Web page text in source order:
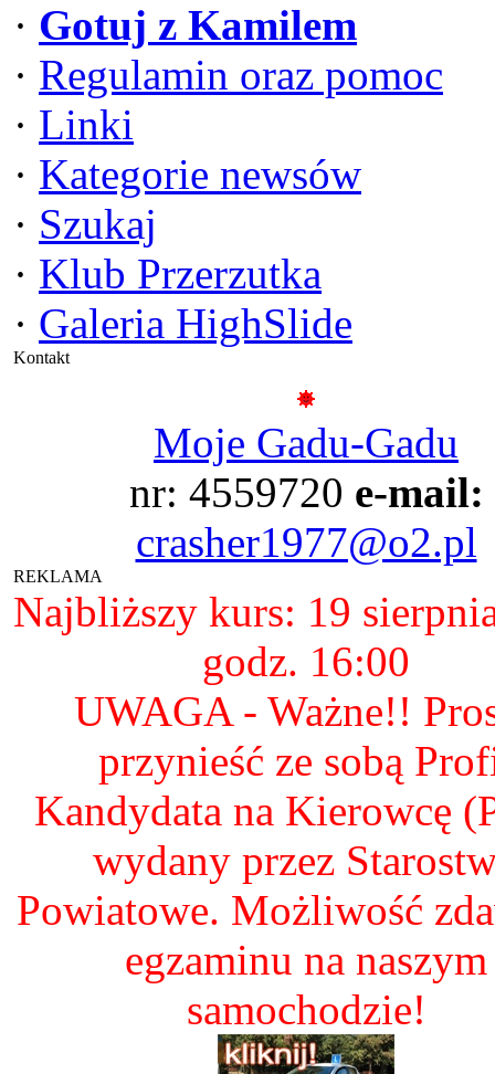
· Gotuj z Kamilem
· Regulamin oraz pomoc
· Linki
· Kategorie newsów
· Szukaj
· Klub Przerzutka
· Galeria HighSlide
Kontakt
Moje Gadu-Gadu
nr: 4559720 e-mail:
crasher1977@o2.pl
REKLAMA
Najbliższy kurs: 19
godz. 16:00
UWAGA - Ważne!!
przynieść ze sobą
Kandydata na Kierowcę
wydany przez
Powiatowe. Możliwość
egzaminu na naszym
samochodzie!